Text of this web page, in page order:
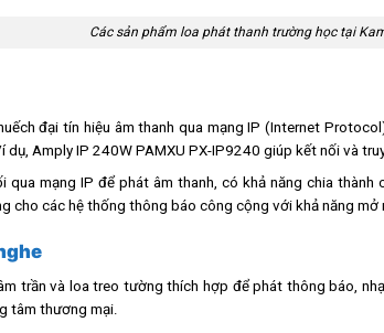
Các sản phẩm loa phát thanh trường học tại
đại tín hiệu âm thanh qua mạng IP (Internet
dụ, Amply IP 240W PAMXU PX-IP9240 giúp kết nối và
mạng IP để phát âm thanh, có khả năng chia thành
cho các hệ thống thông báo công cộng với khả năng mở
trần và loa treo tường thích hợp để phát thông báo,
tâm thương mại.